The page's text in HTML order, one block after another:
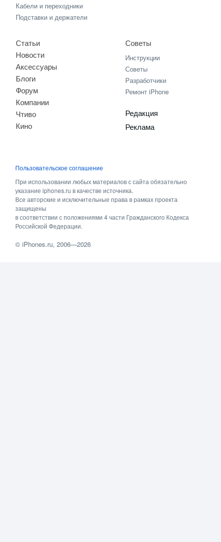
Кабели и переходники
Подставки и держатели
Статьи
Новости
Аксессуары
Блоги
Форум
Компании
Чтиво
Кино
Советы
Инструкции
Советы
Разработчики
Ремонт iPhone
Редакция
Реклама
Пользовательское соглашение
При использовании любых материалов с сайта обязательно
указание iphones.ru в качестве источника.
Все авторские и исключительные права в рамках проекта
защищены
в соответствии с положениями 4 части Гражданского Кодекса
Российской Федерации.
©iPhones.ru, 2006—2026